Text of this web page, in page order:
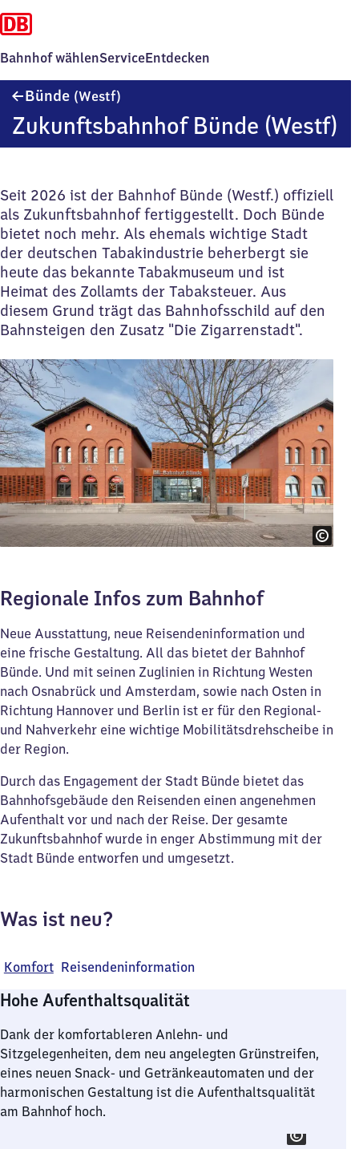
Bahnhof wählenServiceEntdecken
Bünde (Westf)
Zukunftsbahnhof Bünde (Westf)
Seit 2026 ist der Bahnhof Bünde (Westf.) offiziell
als Zukunftsbahnhof fertiggestellt. Doch Bünde
bietet noch mehr. Als ehemals wichtige Stadt
der deutschen Tabakindustrie beherbergt sie
heute das bekannte Tabakmuseum und ist
Heimat des Zollamts der Tabaksteuer. Aus
diesem Grund trägt das Bahnhofsschild auf den
Bahnsteigen den Zusatz "Die Zigarrenstadt".
Regionale Infos zum Bahnhof
Neue Ausstattung, neue Reisendeninformation und
eine frische Gestaltung. All das bietet der Bahnhof
Bünde. Und mit seinen Zuglinien in Richtung Westen
nach Osnabrück und Amsterdam, sowie nach Osten in
Richtung Hannover und Berlin ist er für den Regional-
und Nahverkehr eine wichtige Mobilitätsdrehscheibe in
der Region.
Durch das Engagement der Stadt Bünde bietet das
Bahnhofsgebäude den Reisenden einen angenehmen
Aufenthalt vor und nach der Reise. Der gesamte
Zukunftsbahnhof wurde in enger Abstimmung mit der
Stadt Bünde entworfen und umgesetzt.
Was ist neu?
Komfort Reisendeninformation
Hohe Aufenthaltsqualität
Dank der komfortableren Anlehn- und
Sitzgelegenheiten, dem neu angelegten Grünstreifen,
eines neuen Snack- und Getränkeautomaten und der
harmonischen Gestaltung ist die Aufenthaltsqualität
am Bahnhof hoch.